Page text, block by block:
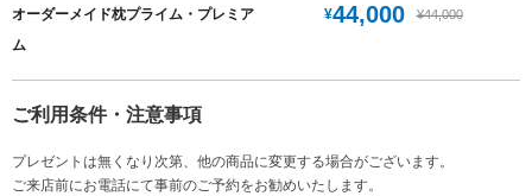
オーダーメイド枕プライム・プレミア
ム
¥44,000 ¥44,000
ご利用条件・注意事項
プレゼントは無くなり次第、他の商品に変更する場合がございます。
ご来店前にお電話にて事前のご予約をお勧めいたします。